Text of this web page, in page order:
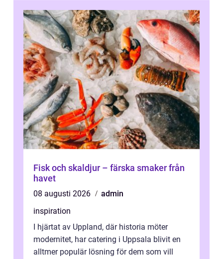
Fisk och skaldjur – färska smaker från
havet
08 augusti 2026
admin
inspiration
I hjärtat av Uppland, där historia möter
modernitet, har catering i Uppsala blivit en
alltmer populär lösning för dem som vill